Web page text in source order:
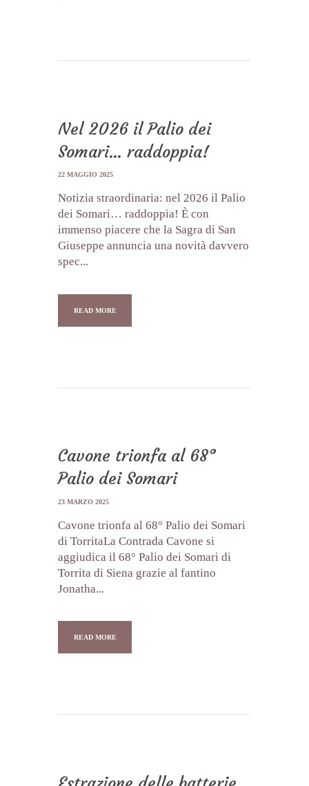
Nel 2026 il Palio dei
Somari… raddoppia!
22 MAGGIO 2025
Notizia straordinaria: nel 2026 il Palio
dei Somari… raddoppia! È con
immenso piacere che la Sagra di San
Giuseppe annuncia una novità davvero
spec...
READ MORE
Cavone trionfa al 68°
Palio dei Somari
23 MARZO 2025
Cavone trionfa al 68° Palio dei Somari
di TorritaLa Contrada Cavone si
aggiudica il 68° Palio dei Somari di
Torrita di Siena grazie al fantino
Jonatha...
READ MORE